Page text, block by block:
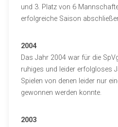
und 3. Platz von 6
erfolgreiche Saison
2004
Das Jahr 2004 war für die
ruhiges und leider erfolgloses
Spielen von denen leider nur
gewonnen werden konnte.
2003